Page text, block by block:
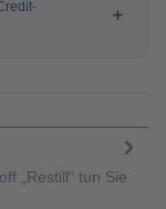
„Restill“ tun Sie